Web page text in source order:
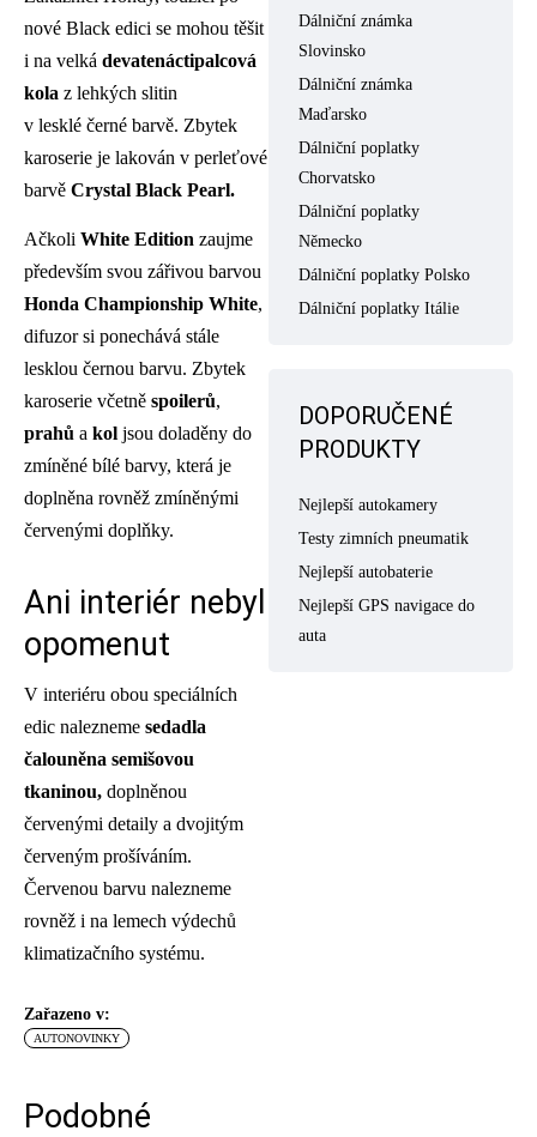
nové Black edici se mohou těšit
i na velká devatenáctipalcová
kola z lehkých slitin
v lesklé černé barvě. Zbytek
karoserie je lakován v perleťové
barvě Crystal Black Pearl.
Ačkoli White Edition zaujme
především svou zářivou barvou
Honda Championship White,
difuzor si ponechává stále
lesklou černou barvu. Zbytek
karoserie včetně spoilerů,
prahů a kol jsou doladěny do
zmíněné bílé barvy, která je
doplněna rovněž zmíněnými
červenými doplňky.
Ani interiér nebyl
opomenut
V interiéru obou speciálních
edic nalezneme sedadla
čalouněna semišovou
tkaninou, doplněnou
červenými detaily a dvojitým
červeným prošíváním.
Červenou barvu nalezneme
rovněž i na lemech výdechů
klimatizačního systému.
Zařazeno v:
AUTONOVINKY
Podobné
Dálniční známka
Slovinsko
Dálniční známka
Maďarsko
Dálniční poplatky
Chorvatsko
Dálniční poplatky
Německo
Dálniční poplatky Polsko
Dálniční poplatky Itálie
DOPORUČENÉ
PRODUKTY
Nejlepší autokamery
Testy zimních pneumatik
Nejlepší autobaterie
Nejlepší GPS navigace do
auta